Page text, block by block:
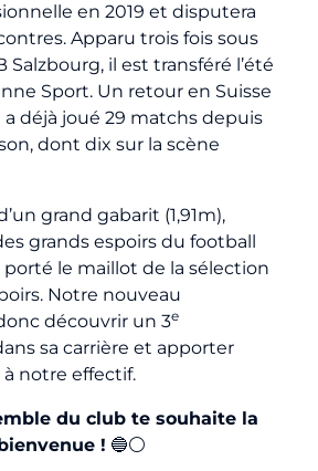
en 2019 et disputera
Apparu trois fois sous
Salzbourg, il est transféré l’été
Sport. Un retour en Suisse
a déjà joué 29 matchs depuis
dont dix sur la scène
grand gabarit (1,91m),
grands espoirs du football
porté le maillot de la sélection
Notre nouveau
découvrir un 3e
sa carrière et apporter
notre effectif.
du club te souhaite la
! 🔵⚪